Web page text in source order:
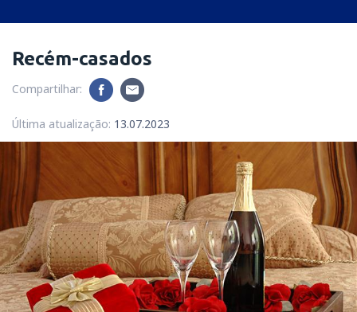
Recém-casados
Compartilhar:
Última atualização: 13.07.2023